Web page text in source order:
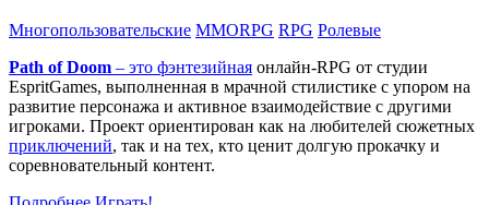
Многопользовательские MMORPG RPG Ролевые
Path of Doom – это фэнтезийная онлайн-RPG от студии
EspritGames, выполненная в мрачной стилистике с упором на
развитие персонажа и активное взаимодействие с другими
игроками. Проект ориентирован как на любителей сюжетных
приключений, так и на тех, кто ценит долгую прокачку и
соревновательный контент.